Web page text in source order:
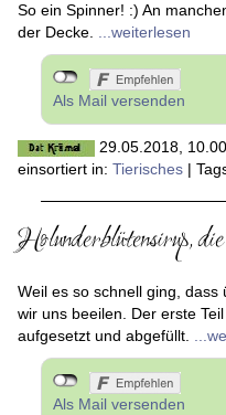
So ein Spinner! :) An
der Decke. ...weiterlesen
Als Mail versenden
29.05.2018, 10.00
einsortiert in: Tierisches |
Holunderblütensirup,
Weil es so schnell ging,
wir uns beeilen. Der erste
aufgesetzt und abgefüllt.
Als Mail versenden